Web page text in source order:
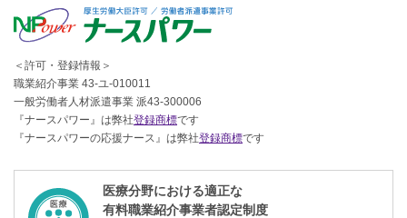
＜許可・登録情報＞
職業紹介事業 43-ユ-010011
一般労働者人材派遣事業 派43-300006
『ナースパワー』は弊社登録商標です
『ナースパワーの応援ナース』は弊社登録商標です
医療分野における適正な
有料職業紹介事業者認定制度